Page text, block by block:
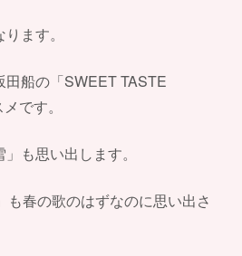
ます。
船の「SWEET TASTE
です。
も思い出します。
も春の歌のはずなのに思い出さ